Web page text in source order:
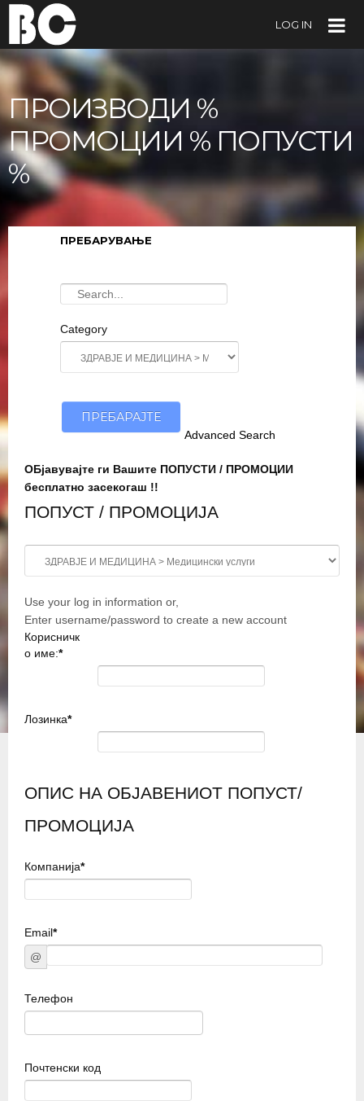
LOG IN
ПРОИЗВОДИ %
ПРОМОЦИИ % ПОПУСТИ
%
ПРЕБАРУВАЊЕ
Category
Advanced Search
ОБјавувајте ги Вашите ПОПУСТИ / ПРОМОЦИИ
бесплатно засекогаш !!
ПОПУСТ / ПРОМОЦИЈА
Use your log in information or,
Enter username/password to create a new account
Корисничк
о име:*
Лозинка*
ОПИС НА ОБЈАВЕНИОТ ПОПУСТ/
ПРОМОЦИЈА
Компанија*
Email*
@
Телефон
Почтенски код